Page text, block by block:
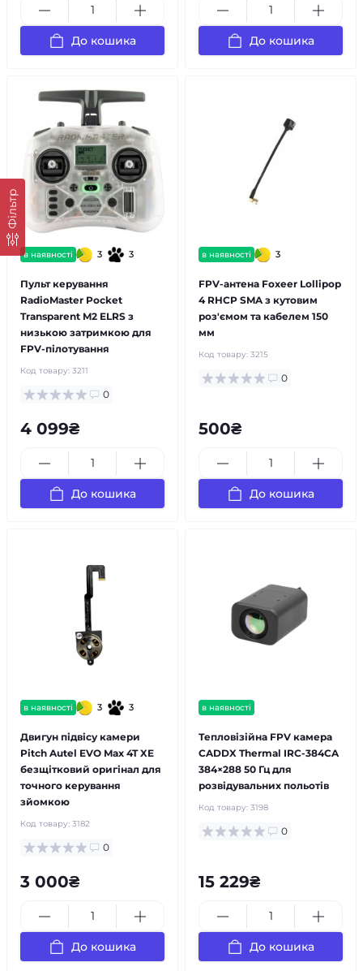
Фільтр
До кошика До кошика
в наявності 3 3
Пульт керування
RadioMaster Pocket
Transparent M2 ELRS з
низькою затримкою для
FPV-пілотування
Код товару: 3211
0
4 099₴
До кошика
в наявності 3
FPV-антена Foxeer Lollipop
4 RHCP SMA з кутовим
роз'ємом та кабелем 150
мм
Код товару: 3215
0
500₴
До кошика
в наявності 3 3
Двигун підвісу камери
Pitch Autel EVO Max 4T XE
безщітковий оригінал для
точного керування
зйомкою
Код товару: 3182
0
3 000₴
До кошика
в наявності
Тепловізійна FPV камера
CADDX Thermal IRC-384CA
384×288 50 Гц для
розвідувальних польотів
Код товару: 3198
0
15 229₴
До кошика